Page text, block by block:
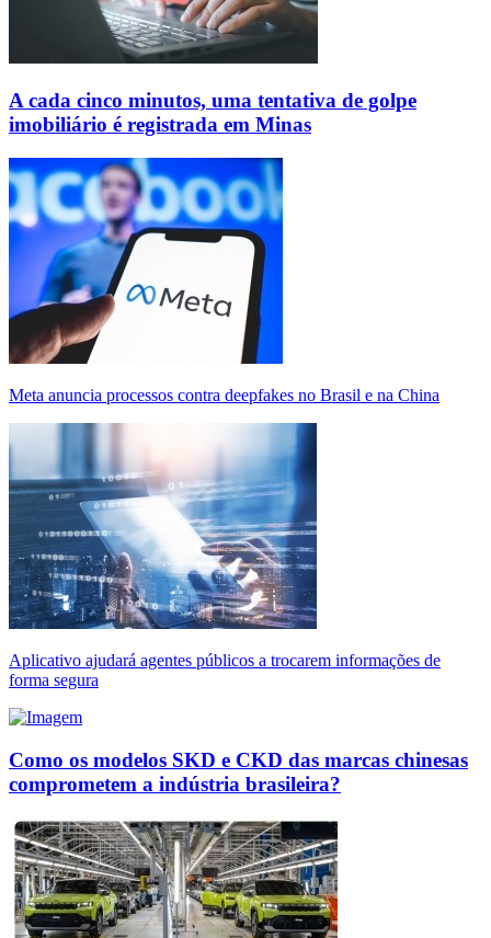
A cada cinco minutos, uma tentativa de golpe
imobiliário é registrada em Minas
Meta anuncia processos contra deepfakes no Brasil e na China
Aplicativo ajudará agentes públicos a trocarem informações de
forma segura
Como os modelos SKD e CKD das marcas chinesas
comprometem a indústria brasileira?